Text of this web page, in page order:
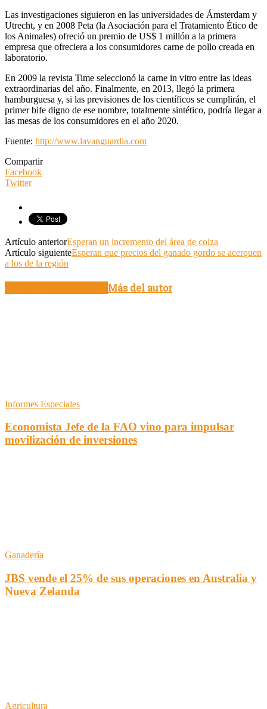
Las investigaciones siguieron en las universidades de Ámsterdam y
Utrecht, y en 2008 Peta (la Asociación para el Tratamiento Ético de
los Animales) ofreció un premio de US$ 1 millón a la primera
empresa que ofreciera a los consumidores carne de pollo creada en
laboratorio.
En 2009 la revista Time seleccionó la carne in vitro entre las ideas
extraordinarias del año. Finalmente, en 2013, llegó la primera
hamburguesa y, si las previsiones de los científicos se cumplirán, el
primer bife digno de ese nombre, totalmente sintético, podría llegar a
las mesas de los consumidores en el año 2020.
Fuente: http://www.lavanguardia.com
Compartir
Facebook
Twitter
Artículo anteriorEsperan un incremento del área de colza
Artículo siguienteEsperan que precios del ganado gordo se acerquen
a los de la región
Más del autor
Informes Especiales
Economista Jefe de la FAO vino para impulsar
movilización de inversiones
Ganadería
JBS vende el 25% de sus operaciones en Australia y
Nueva Zelanda
Agricultura